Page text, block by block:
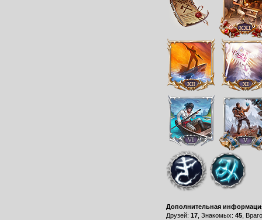
Дополнительная
Друзей: 17, Знакомых: 45,